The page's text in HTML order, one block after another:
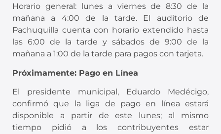
Horario general: lunes a viernes de 8:30 de la
mañana a 4:00 de la tarde. El auditorio de
Pachuquilla cuenta con horario extendido hasta
las 6:00 de la tarde y sábados de 9:00 de la
mañana a 1:00 de la tarde para pagos con tarjeta.
Próximamente: Pago en Línea
El presidente municipal, Eduardo Medécigo,
confirmó que la liga de pago en línea estará
disponible a partir de este lunes; al mismo
tiempo pidió a los contribuyentes estar